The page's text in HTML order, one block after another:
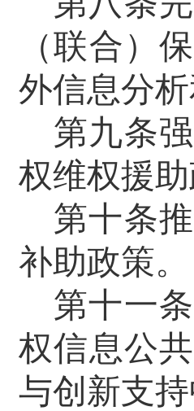
（联合）
外信息分
第九条
权维权援助
第十条
补助政策。
第十一
权信息公
与创新支